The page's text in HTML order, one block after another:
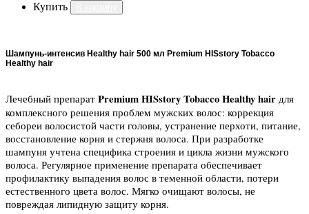
Купить
Шампунь-интенсив Healthy hair 500 мл Premium HISstory Tobacco
Healthy hair
Лечебный препарат Premium HISstory Tobacco Healthy hair для
комплексного решения проблем мужских волос: коррекция
себореи волосистой части головы, устранение перхоти, питание,
восстановление корня и стержня волоса. При разработке
шампуня учтена специфика строения и цикла жизни мужского
волоса. Регулярное применение препарата обеспечивает
профилактику выпадения волос в теменной области, потери
естественного цвета волос. Мягко очищают волосы, не
повреждая липидную защиту корня.